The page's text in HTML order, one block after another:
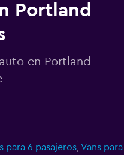
Portland
en Portland
para 6 pasajeros, Vans